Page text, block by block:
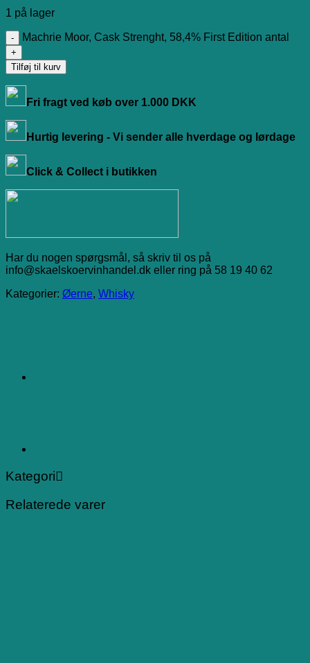
1 på lager
Machrie Moor, Cask Strenght, 58,4% First Edition antal
Tilføj til kurv
Fri fragt ved køb over 1.000 DKK
Hurtig levering - Vi sender alle hverdage og lørdage
Click & Collect i butikken
Har du nogen spørgsmål, så skriv til os på
info@skaelskoervinhandel.dk eller ring på 58 19 40 62
Kategorier: Øerne, Whisky
Kategori
Relaterede varer